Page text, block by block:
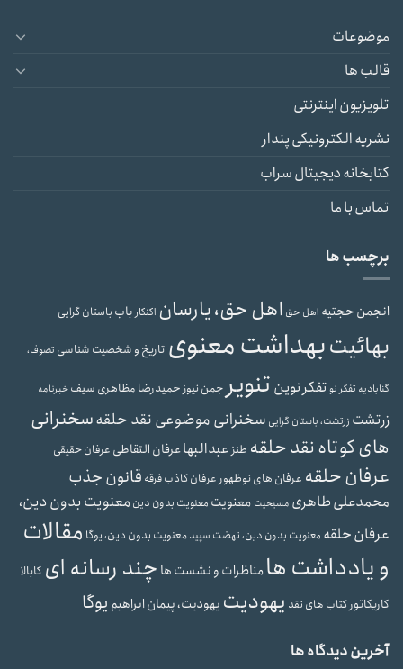
موضوعات
قالب ها
تلویزیون اینترنتی
نشریه الکترونیکی پندار
کتابخانه دیجیتال سراب
تماس با ما
برچسب ها
انجمن حجتیه اهل حق اهل حق، یارسان اکنکارباب باستان گرایی
بهائیتبهداشت معنوی تاریخ و شخصیت شناسی تصوف،
گنابادیه تفکر نوتفکر نوین تنویر جمن نیوزحمیدرضا مظاهری سیفخبرنامه
زرتشت زرتشت، باستان گرایی سخنرانی موضوعی نقد حلقهسخنرانی
های کوتاه نقد حلقه طنزعبدالبهاعرفان التقاطی عرفان حقیقی
عرفان حلقه عرفان های نوظهورعرفان کاذبفرقه قانون جذب
محمدعلی طاهری مسیحیت معنویت معنویت بدون دین معنویت بدون دین،
عرفان حلقه معنویت بدون دین، نهضت سپیدمعنویت بدون دین، یوگا مقالات
و یادداشت هامناظرات و نشست ها چند رسانه ای کابالا
کاریکاتورکتاب های نقد یهودیت یهودیت، پیمان ابراهیم یوگا
آخرین دیدگاه ها